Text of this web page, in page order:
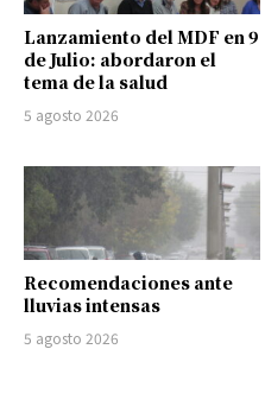
Lanzamiento del MDF en 9
de Julio: abordaron el
tema de la salud
5 agosto 2026
Recomendaciones ante
lluvias intensas
5 agosto 2026